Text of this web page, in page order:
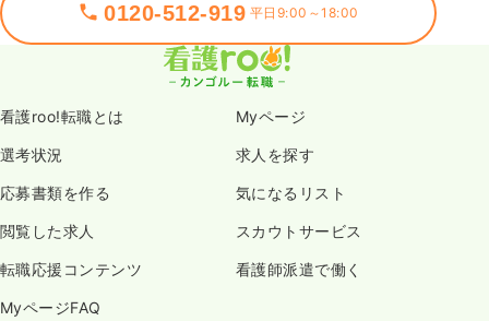
0120-512-919 平日9:00～18:00
看護roo!転職とは Myページ
選考状況 求人を探す
応募書類を作る 気になるリスト
閲覧した求人 スカウトサービス
転職応援コンテンツ 看護師派遣で働く
MyページFAQ